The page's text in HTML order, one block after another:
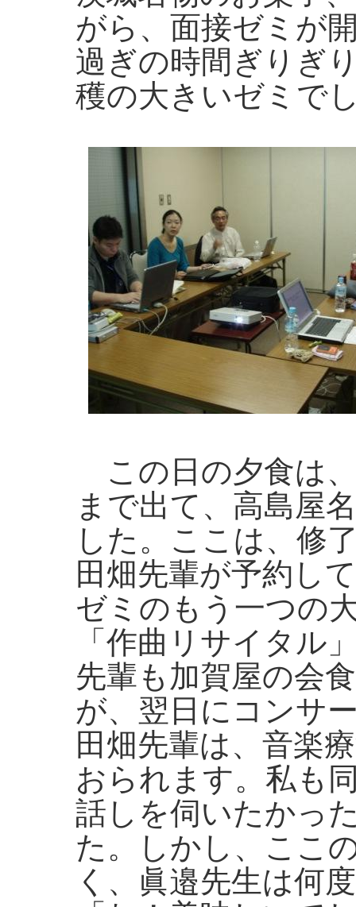
がら、面接ゼミが
過ぎの時間ぎりぎ
穫の大きいゼミで
この日の夕食は
まで出て、高島屋
した。ここは、修
田畑先輩が予約し
ゼミのもう一つの
「作曲リサイタル
先輩も加賀屋の会
が、翌日にコンサ
田畑先輩は、音楽
おられます。私も
話しを伺いたかっ
た。しかし、ここ
く、眞邉先生は何